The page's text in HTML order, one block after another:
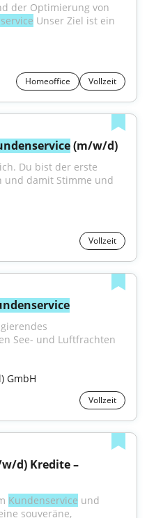
der Optimierung von
Unser Ziel ist ein
Homeoffice Vollzeit
(m/w/d)
Du bist der erste
und damit Stimme und
Vollzeit
See- und Luftfrachten
GmbH
Vollzeit
d) Kredite –
Kundenservice und
souveräne,